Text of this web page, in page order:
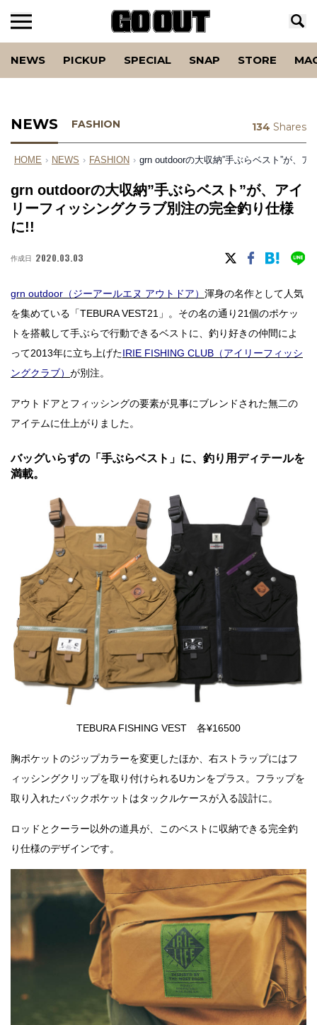
NEWS PICKUP SPECIAL SNAP STORE
NEWS FASHION
HOME › NEWS › FASHION › grn outdoorの大収納”手ぶらベスト”が、
grn outdoorの大収納”手ぶらベスト”が、アイ
リーフィッシングクラブ別注の完全釣り仕様
に!!
作成日 2020.03.03
134 Shares
grn outdoor（ジーアールエヌ アウトドア） 渾身の名作として人気
を集めている「TEBURA VEST21」。その名の通り21個のポケッ
トを搭載して手ぶらで行動できるベストに、釣り好きの仲間によ
って2013年に立ち上げたIRIE FISHING CLUB（アイリーフィッシ
ングクラブ） が別注。
アウトドアとフィッシングの要素が見事にブレンドされた無二の
アイテムに仕上がりました。
バッグいらずの「手ぶらベスト」に、釣り用ディテールを
満載。
TEBURA FISHING VEST 各¥16500
胸ポケットのジップカラーを変更したほか、右ストラップにはフ
ィッシングクリップを取り付けられるUカンをプラス。フラップを
取り入れたバックポケットはタックルケースが入る設計に。
ロッドとクーラー以外の道具が、このベストに収納できる完全釣
り仕様のデザインです。